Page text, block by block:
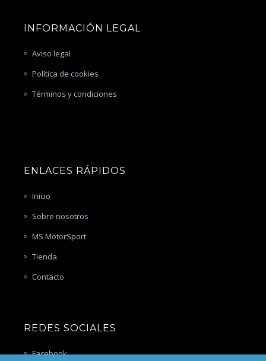
INFORMACIÓN LEGAL
Aviso legal
Política de cookies
Términos y condiciones
ENLACES RÁPIDOS
Inicio
Sobre nosotros
MS MotorSport
Tienda
Contacto
REDES SOCIALES
Facebook